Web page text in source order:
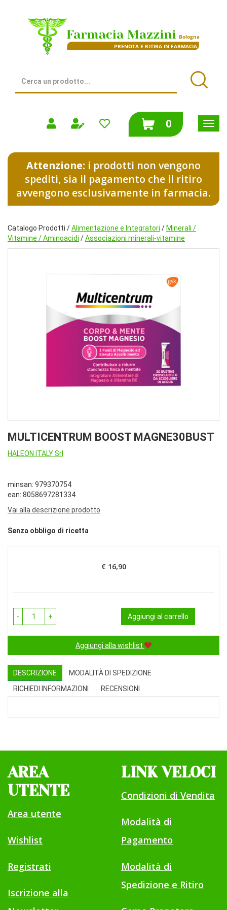
contenuto
Farmacia
Prodotto
0prodotti
inseriti
Attenzione: i prodotti non vengono
spediti, sia il pagamento che il ritiro
avvengono esclusivamente in farmacia.
Catalogo Prodotti /Alimentazione e Integratori / Minerali /
Vitamine / Aminoacidi /Associazioni minerali-vitamine
MULTICENTRUM BOOST MAGNE30BUST
HALEON ITALY Srl
minsan: 979370754
ean: 8058697281334
Vai alla descrizione prodotto
Senza obbligo di ricetta
Prezzo
€ 16,90
- + Aggiungi al carrello
Aggiungi alla wishlist
DESCRIZIONE
MODALITÀ DI SPEDIZIONE
RICHIEDI INFORMAZIONI
RECENSIONI
AREA
UTENTE
Area utente
Wishlist
Registrati
Iscrizione alla
LINK VELOCI
Condizioni di Vendita
Modalità di
Pagamento
Modalità di
Spedizione e Ritiro